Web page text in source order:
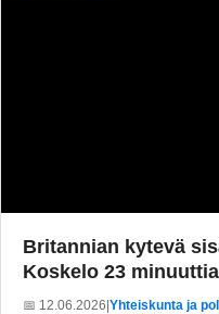
Britannian kytevä
Koskelo 23
📅 12.06.2026 Yhteiskunta ja